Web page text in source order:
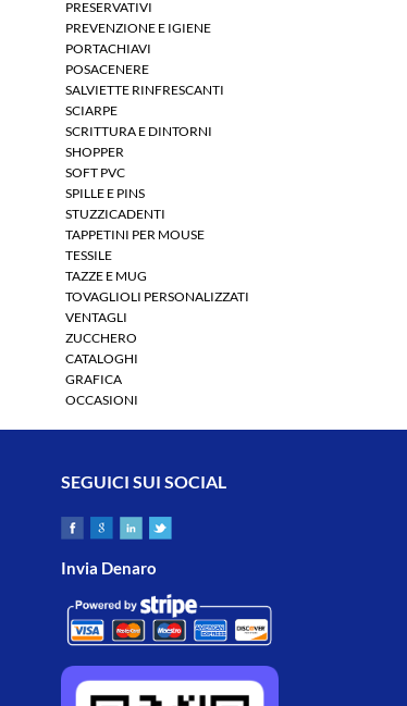
PRESERVATIVI
PREVENZIONE E IGIENE
PORTACHIAVI
POSACENERE
SALVIETTE RINFRESCANTI
SCIARPE
SCRITTURA E DINTORNI
SHOPPER
SOFT PVC
SPILLE E PINS
STUZZICADENTI
TAPPETINI PER MOUSE
TESSILE
TAZZE E MUG
TOVAGLIOLI PERSONALIZZATI
VENTAGLI
ZUCCHERO
CATALOGHI
GRAFICA
OCCASIONI
SEGUICI SUI SOCIAL
Invia Denaro